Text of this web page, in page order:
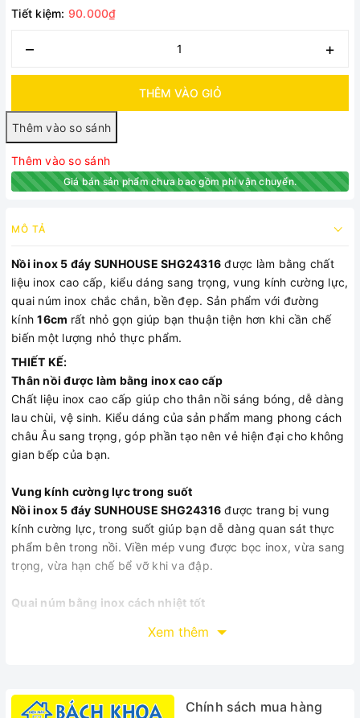
Tiết kiệm: 90.000₫
– +
THÊM VÀO GIỎ
Thêm vào so sánh
Giá bán sản phẩm chưa bao gồm phí vận chuyển.
MÔ TẢ
Nồi inox 5 đáy SUNHOUSE SHG24316 được làm bằng chất
liệu inox cao cấp, kiểu dáng sang trọng, vung kính cường lực,
quai núm inox chắc chắn, bền đẹp. Sản phẩm với đường
kính16cm rất nhỏ gọn giúp bạn thuận tiện hơn khi cần chế
biến một lượng nhỏ thực phẩm.
THIẾT KẾ:
Thân nồi được làm bằng inox cao cấp
Chất liệu inox cao cấp giúp cho thân nồi sáng bóng, dễ dàng
lau chùi, vệ sinh. Kiểu dáng của sản phẩm mang phong cách
châu Âu sang trọng, góp phần tạo nên vẻ hiện đại cho không
gian bếp của bạn.
Vung kính cường lực trong suốt
Nồi inox 5 đáy SUNHOUSE SHG24316 được trang bị vung
kính cường lực, trong suốt giúp bạn dễ dàng quan sát thực
phẩm bên trong nồi. Viền mép vung được bọc inox, vừa sang
trọng, vừa hạn chế bể vỡ khi va đập.
Quai núm bằng inox cách nhiệt tốt
chắn, bọc nhựa cách nhiệt hiệu quả. Bạn sẽ rất dễ nâng nhấc
phẩm.
Xem thêm
Chính sách mua hàng